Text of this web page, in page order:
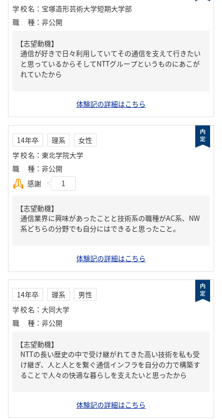
学校名 ： 宝塚造形芸術大学短期大学部
職種 ： 非公開
【志望動機】
通信が好きで日々利用していてその通信を支えて行きたい
と思っているからそしてNTTグループというものにあこが
れていたから
体験記の詳細はこちら
14年卒 理系
女性
学校名 ： 東北学院大学
職種 ： 非公開
感謝
1
【志望動機】
通信業界に興味があったことと技術系の職種がAC系、NW
系どちらの分野でも自分にはできると思ったこと。
体験記の詳細はこちら
14年卒 理系
男性
学校名 ： 大同大学
職種 ： 非公開
【志望動機】
NTTの長い歴史の中で受け継がれてきた高い技術を私も受
け継ぎ、人と人とを繋ぐ通信インフラを自分の力で構築す
ることで人々の快適な暮らしを支えたいと思ったから
体験記の詳細はこちら